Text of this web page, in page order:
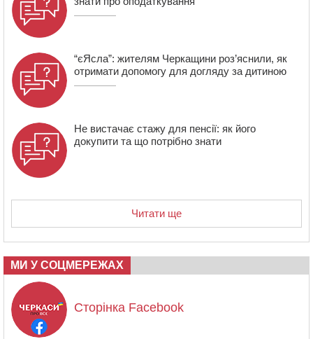
“єЯсла”: жителям Черкащини роз’яснили, як
отримати допомогу для догляду за дитиною
Не вистачає стажу для пенсії: як його
докупити та що потрібно знати
Читати ще
МИ У СОЦМЕРЕЖАХ
Сторінка Facebook